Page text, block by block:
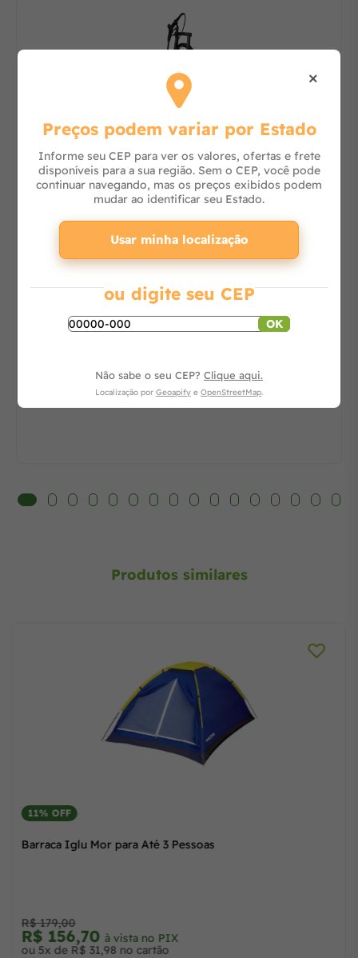
Lavadora de Alta Pressão J6000 M16 Clean
Consulte
Adicionar ao carrinho
Produtos similares
11% OFF
Barraca Iglu Mor para Até 3 Pessoas
R$ 179,00
R$ 156,70 à vista no PIX
ou 5x de R$ 31,98 no cartão
×
Preços podem variar por Estado
Informe seu CEP para ver os valores, ofertas e frete
disponíveis para a sua região. Sem o CEP, você pode
continuar navegando, mas os preços exibidos podem
mudar ao identificar seu Estado.
Usar minha localização
ou digite seu CEP
OK
Não sabe o seu CEP? Clique aqui.
Localização por Geoapify e OpenStreetMap